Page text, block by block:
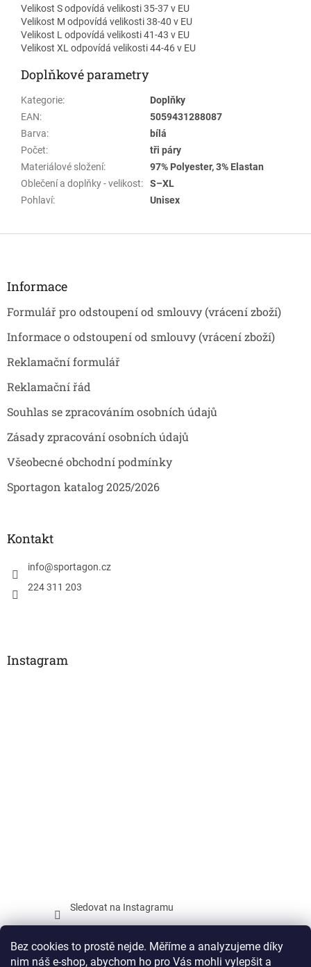
Bez cookies to prostě nejde. Měříme a analyzujeme díky
nim náš e-shop, abychom ho pro Vás mohli vylepšit a
Velikost S odpovídá velikosti 35-37 v EU
Velikost M odpovídá velikosti 38-40 v EU
Velikost L odpovídá velikosti 41-43 v EU
Velikost XL odpovídá velikosti 44-46 v EU
Doplňkové parametry
Kategorie:
Doplňky
EAN:
5059431288087
Barva:
bílá
Počet:
tři páry
Materiálové složení:
97% Polyester, 3% Elastan
Oblečení a doplňky - velikost:
S–XL
Pohlaví: Unisex
Z
Informace
Formulář pro odstoupení od smlouvy (vrácení zboží)
Informace o odstoupení od smlouvy (vrácení zboží)
Reklamační formulář
Reklamační řád
Souhlas se zpracováním osobních údajů
Zásady zpracování osobních údajů
Všeobecné obchodní podmínky
Sportagon katalog 2025/2026
Kontakt
info@sportagon.cz
224 311 203
Instagram
Sledovat na Instagramu
Facebook